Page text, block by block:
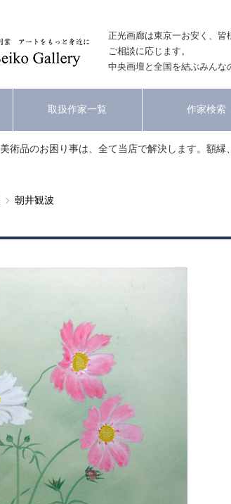
正光画廊は東京一お安く、皆
ご相談に応じます。
中央画壇と全国を結ぶみんな
取扱作家一覧 作家検索
美術品のお困り事は、全て当店で解決します。額
朝井観波